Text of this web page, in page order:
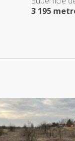
3 195